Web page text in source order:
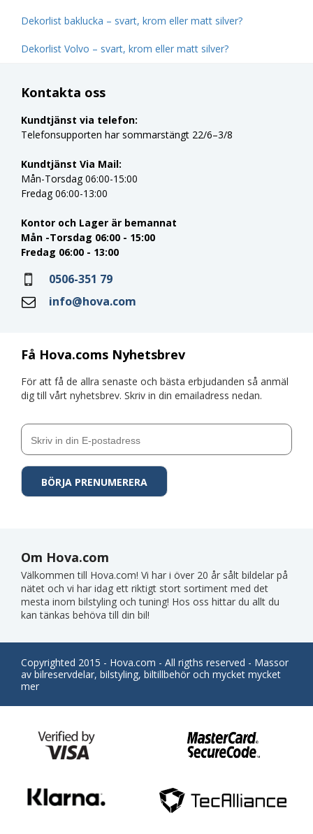
Dekorlist baklucka – svart, krom eller matt silver?
Dekorlist Volvo – svart, krom eller matt silver?
Få Hova.coms Nyhetsbrev
För att få de allra senaste och bästa erbjudanden så anmäl
dig till vårt nyhetsbrev. Skriv in din emailadress nedan.
Kontakta oss
Kundtjänst via telefon:
Telefonsupporten har sommarstängt 22/6–3/8
Kundtjänst Via Mail:
Mån-Torsdag 06:00-15:00
Fredag 06:00-13:00
Kontor och Lager är bemannat
Mån -Torsdag 06:00 - 15:00
Fredag 06:00 - 13:00
0506-351 79
info@hova.com
Om Hova.com
Välkommen till Hova.com! Vi har i över 20 år sålt bildelar på
nätet och vi har idag ett riktigt stort sortiment med det
mesta inom bilstyling och tuning! Hos oss hittar du allt du
kan tänkas behöva till din bil!
Copyrighted 2015 - Hova.com - All rigths reserved - Massor
av bilreservdelar, bilstyling, biltillbehör och mycket mycket
mer